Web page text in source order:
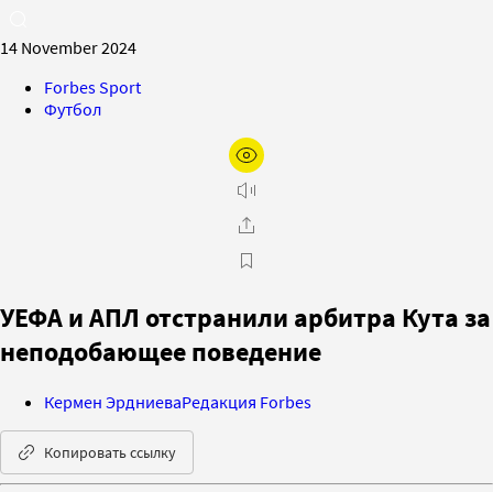
14 November 2024
Forbes Sport
Футбол
УЕФА и АПЛ отстранили арбитра Кута за
неподобающее поведение
Кермен ЭрдниеваРедакция Forbes
Копировать ссылку